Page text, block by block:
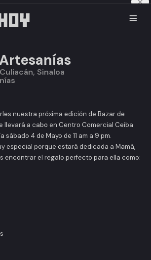
Sinaloa
nuestra próxima edición de Bazar de
llevará a cabo en Centro Comercial Ceiba
sábado 4 de Mayo de 11 am a 9 pm.
especial porque estará dedicada a Mamá,
encontrar el regalo perfecto para ella como: